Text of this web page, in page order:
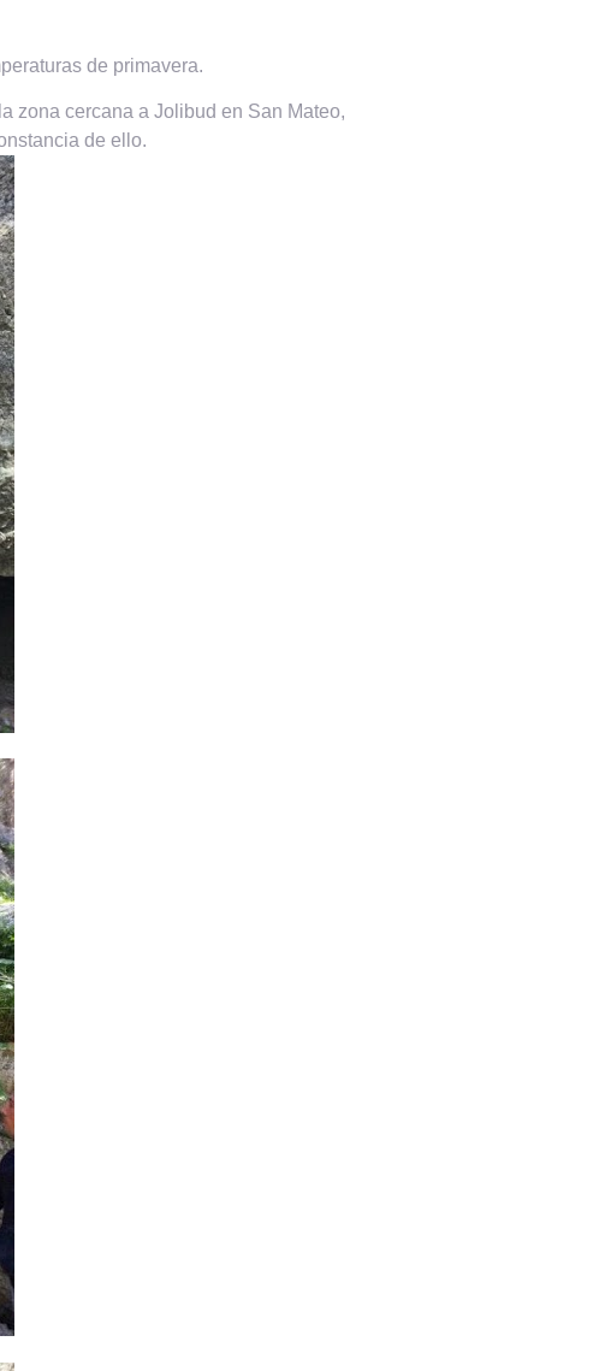
de primavera.
zona cercana a Jolibud en San Mateo,
de ello.